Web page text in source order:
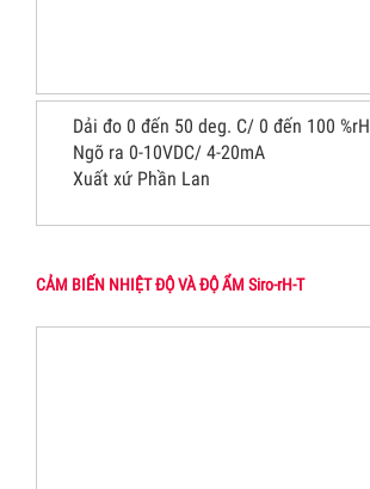
Dải đo 0 đến 50 deg. C/ 0 đến 100 %rH
Ngõ ra 0-10VDC/ 4-20mA
Xuất xứ Phần Lan
CẢM BIẾN NHIỆT ĐỘ VÀ ĐỘ ẨM Siro-rH-T